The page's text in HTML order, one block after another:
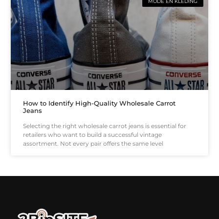
MODE EN KLEDING
How to Identify High-Quality Wholesale Carrot
Jeans
Selecting the right wholesale carrot jeans is essential for
retailers who want to build a successful vintage
assortment. Not every pair offers the same level